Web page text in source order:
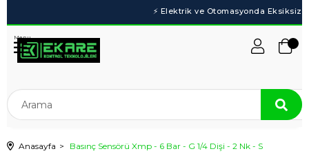
Menu
Anasayfa Basınç Sensörü Xmp - 6 Bar - G 1/4 Dişi - 2 Nk - S